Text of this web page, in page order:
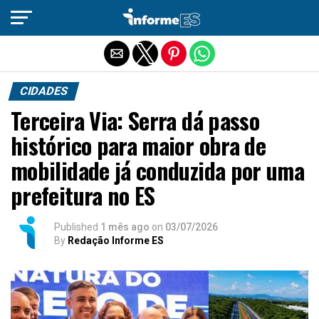
CIDADES
Terceira Via: Serra dá passo
histórico para maior obra de
mobilidade já conduzida por uma
prefeitura no ES
Published 1 mês ago on 03/07/2026
By Redação Informe ES
Sair da versão mobile